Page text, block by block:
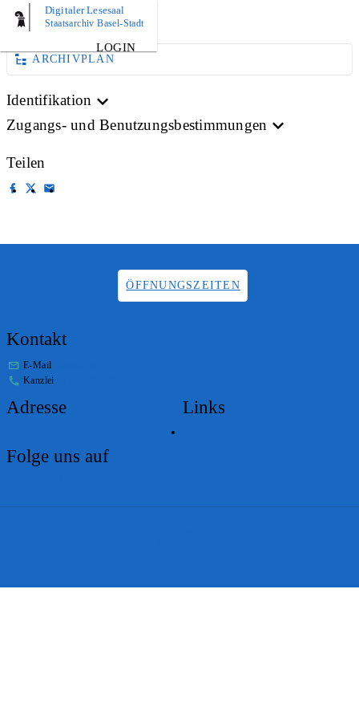
Digitaler Lesesaal
Staatsarchiv Basel-Stadt
LOGIN
AKTE
ARCHIVPLAN
Identifikation
Zugangs- und Benutzungsbestimmungen
Teilen
ÖFFNUNGSZEITEN
Kontakt
E-Mail
Kanzlei
Adresse Links
Folge uns auf